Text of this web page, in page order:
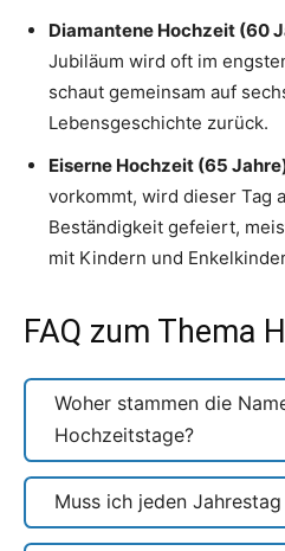
Diamantene Hochzeit (60
Jubiläum wird oft im
schaut gemeinsam auf
Lebensgeschichte zurück.
Eiserne Hochzeit (65
vorkommt, wird dieser Tag
Beständigkeit gefeiert,
mit Kindern und
FAQ zum Thema
Woher stammen die
Hochzeitstage?
Muss ich jeden